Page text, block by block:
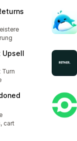
Upsell
Turn
cart